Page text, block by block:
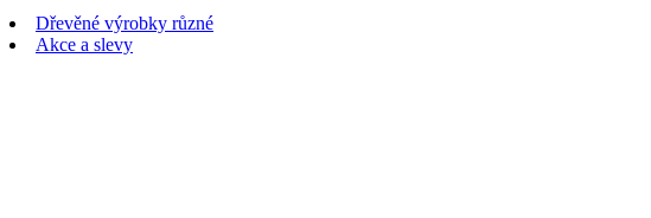
Dřevěné výrobky různé
Akce a slevy